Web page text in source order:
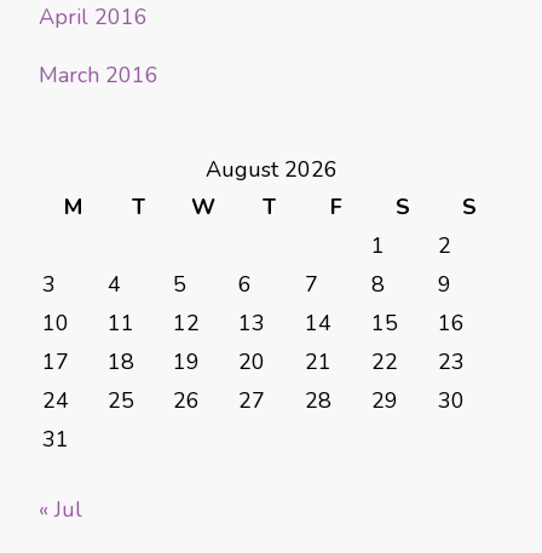
April 2016
March 2016
August 2026
M
T W T F S
S
1
2
3
4 5 6 7 8
9
10
11 12 13 14 15
16
17
18 19 20 21 22
23
24
25 26 27 28 29
30
31
« Jul